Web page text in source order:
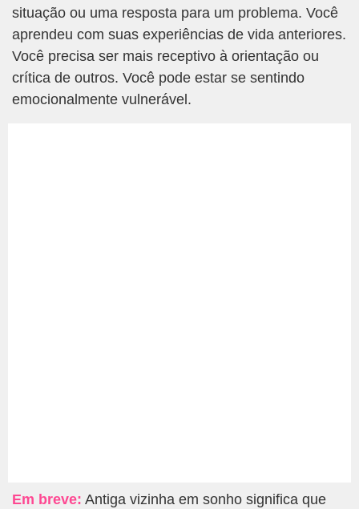
situação ou uma resposta para um problema. Você
aprendeu com suas experiências de vida anteriores.
Você precisa ser mais receptivo à orientação ou
crítica de outros. Você pode estar se sentindo
emocionalmente vulnerável.
Em breve: Antiga vizinha em sonho significa que